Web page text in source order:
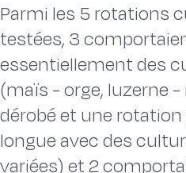
Parmi les 5 rotations
testées, 3
essentiellement des
(maïs - orge, luzerne
dérobé et une
longue avec des
variées) et 2